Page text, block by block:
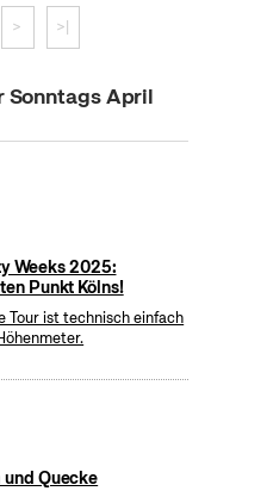
> >|
Sonntags April
Weeks 2025:
Punkt Kölns!
Tour ist technisch einfach
Quecke